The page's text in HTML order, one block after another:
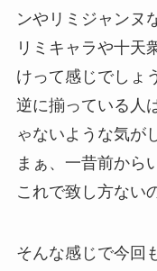
ンやリミジャンヌ
リミキャラや十天
けって感じでしょ
逆に揃っている人
ゃないような気が
まぁ、一昔前から
これで致し方ない
そんな感じで今回